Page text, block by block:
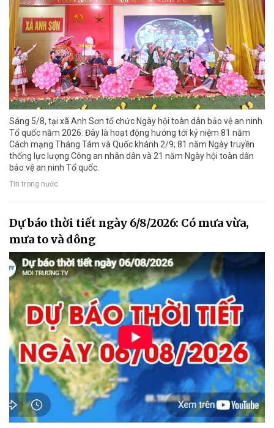
Sáng 5/8, tại xã Anh Sơn tổ chức Ngày hội toàn dân bảo vệ an ninh
Tổ quốc năm 2026. Đây là hoạt động hướng tới kỷ niệm 81 năm
Cách mạng Tháng Tám và Quốc khánh 2/9; 81 năm Ngày truyền
thống lực lượng Công an nhân dân và 21 năm Ngày hội toàn dân
bảo vệ an ninh Tổ quốc.
Tin trong nước
Dự báo thời tiết ngày 6/8/2026: Có mưa vừa,
mưa to và dông